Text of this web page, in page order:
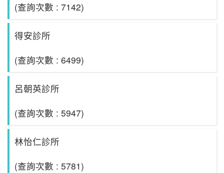
(查詢次數 : 7142)
得安診所
(查詢次數 : 6499)
呂朝英診所
(查詢次數 : 5947)
林怡仁診所
(查詢次數 : 5781)